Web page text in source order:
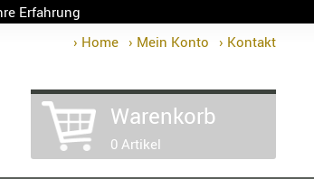
Erfahrung
› Home › Mein Konto › Kontakt
Warenkorb
0 Artikel